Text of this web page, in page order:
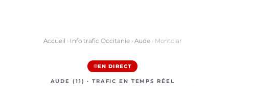
Accueil › Info trafic Occitanie› Aude› Montclar
EN DIRECT
AUDE (11) · TRAFIC EN TEMPS RÉEL